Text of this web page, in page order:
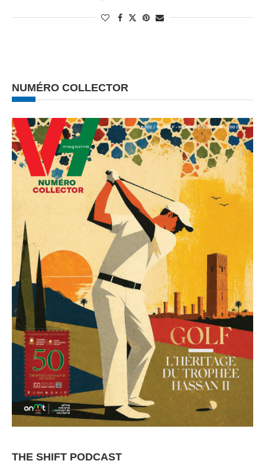
NUMÉRO COLLECTOR
THE SHIFT PODCAST